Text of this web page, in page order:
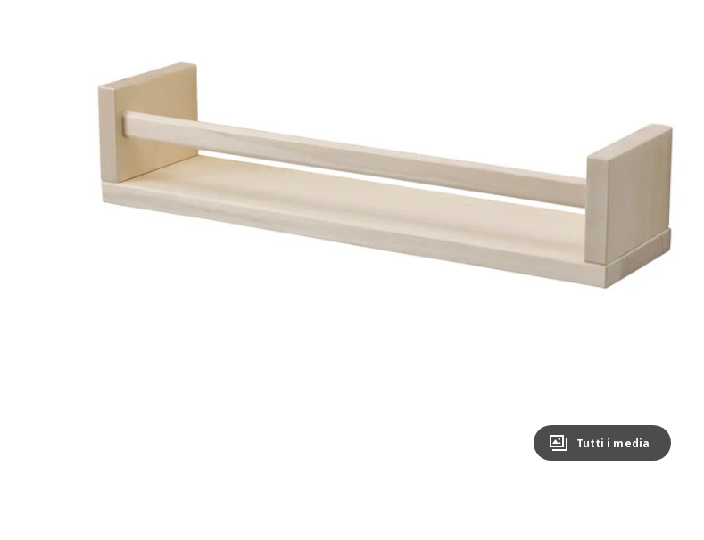
Image zoomed out, normal view
Tutti i media